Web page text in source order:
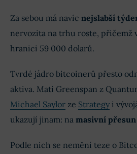
Za sebou má navíc nejslabší
nervozita na trhu roste, přičemž
hranici 59 000 dolarů.
Tvrdé jádro bitcoinerů přesto
aktiva. Mati Greenspan z
Michael Saylor ze Strategy i
ukazují jinam: na masivní
Podle nich se nemění teze o